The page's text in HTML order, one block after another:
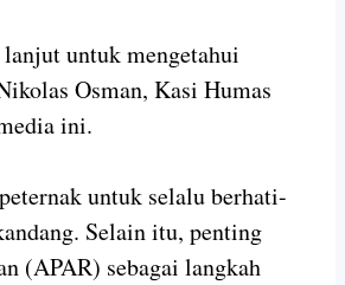
untuk mengetahui
Osman, Kasi Humas
ini.
untuk selalu berhati-
Selain itu, penting
(APAR) sebagai langkah